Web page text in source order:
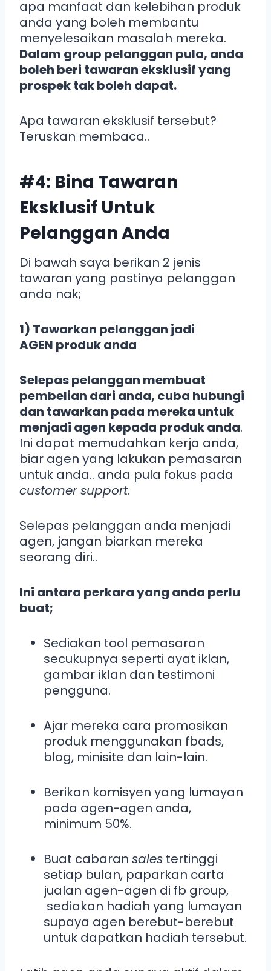
apa manfaat dan kelebihan produk
anda yang boleh membantu
menyelesaikan masalah mereka.
Dalam group pelanggan pula, anda
boleh beri tawaran eksklusif yang
prospek tak boleh dapat.
Apa tawaran eksklusif tersebut?
Teruskan membaca..
#4: Bina Tawaran
Eksklusif Untuk
Pelanggan Anda
Di bawah saya berikan 2 jenis
tawaran yang pastinya pelanggan
anda nak;
1) Tawarkan pelanggan jadi
AGEN produk anda
Selepas pelanggan membuat
pembelian dari anda, cuba hubungi
dan tawarkan pada mereka untuk
menjadi agen kepada produk anda.
Ini dapat memudahkan kerja anda,
biar agen yang lakukan pemasaran
untuk anda.. anda pula fokus pada
customer support.
Selepas pelanggan anda menjadi
agen, jangan biarkan mereka
seorang diri..
Ini antara perkara yang anda perlu
buat;
Sediakan tool pemasaran
secukupnya seperti ayat iklan,
gambar iklan dan testimoni
pengguna.
Ajar mereka cara promosikan
produk menggunakan fbads,
blog, minisite dan lain-lain.
Berikan komisyen yang lumayan
pada agen-agen anda,
minimum 50%.
Buat cabaran sales tertinggi
setiap bulan, paparkan carta
jualan agen-agen di fb group,
sediakan hadiah yang lumayan
supaya agen berebut-berebut
untuk dapatkan hadiah tersebut.